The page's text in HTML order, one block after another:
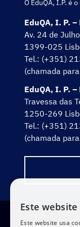
O EduQA, I.P. é
EduQA, I. P.
Av. 24 de
1399-025
Tel.: (+351)
(chamada
EduQA, I. P.
Travessa das
1250-269
Tel.: (+351)
(chamada
Este
Este website usa